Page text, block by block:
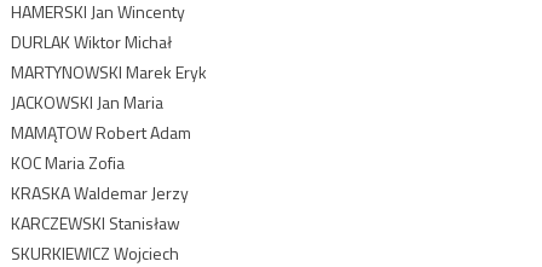
HAMERSKI Jan Wincenty
DURLAK Wiktor Michał
MARTYNOWSKI Marek Eryk
JACKOWSKI Jan Maria
MAMĄTOW Robert Adam
KOC Maria Zofia
KRASKA Waldemar Jerzy
KARCZEWSKI Stanisław
SKURKIEWICZ Wojciech